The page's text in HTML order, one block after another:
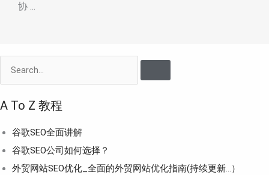
协 ...
A To Z 教程
谷歌SEO全面讲解
谷歌SEO公司如何选择？
外贸网站SEO优化_全面的外贸网站优化指南(持续更新...）